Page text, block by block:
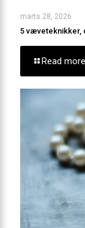
marts 28, 2026
5 væveteknikker,
Read more